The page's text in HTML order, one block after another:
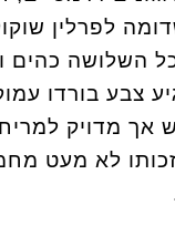
לפרלין
כל השלושה כהים
צבע בורדו
אך מדויק
לא מעט